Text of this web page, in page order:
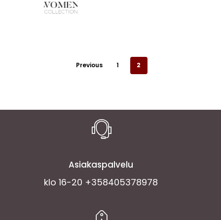
Previous 1 2
Asiakaspalvelu
klo 16-20 +358405378978